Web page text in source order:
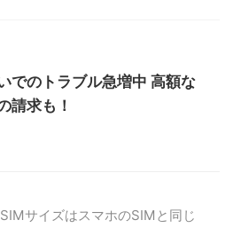
でのトラブル急増中 高額な
請求も！
サイズはスマホのSIMと同じ